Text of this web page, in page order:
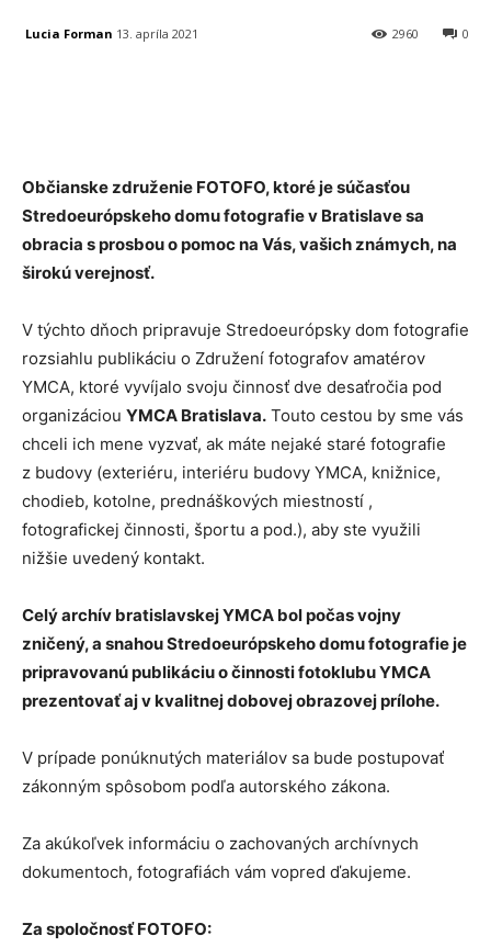
Lucia Forman 13. apríla 2021 0
2960
Občianske združenie FOTOFO, ktoré je súčasťou
Stredoeurópskeho domu fotografie v Bratislave sa
obracia s prosbou o pomoc na Vás, vašich známych, na
širokú verejnosť.
V týchto dňoch pripravuje Stredoeurópsky dom fotografie
rozsiahlu publikáciu o Združení fotografov amatérov
YMCA, ktoré vyvíjalo svoju činnosť dve desaťročia pod
organizáciou YMCA Bratislava. Touto cestou by sme vás
chceli ich mene vyzvať, ak máte nejaké staré fotografie
z budovy (exteriéru, interiéru budovy YMCA, knižnice,
chodieb, kotolne, prednáškových miestností ,
fotografickej činnosti, športu a pod.), aby ste využili
nižšie uvedený kontakt.
Celý archív bratislavskej YMCA bol počas vojny
zničený, a snahou Stredoeurópskeho domu fotografie je
pripravovanú publikáciu o činnosti fotoklubu YMCA
prezentovať aj v kvalitnej dobovej obrazovej prílohe.
V prípade ponúknutých materiálov sa bude postupovať
zákonným spôsobom podľa autorského zákona.
Za akúkoľvek informáciu o zachovaných archívnych
dokumentoch, fotografiách vám vopred ďakujeme.
Za spoločnosť FOTOFO: